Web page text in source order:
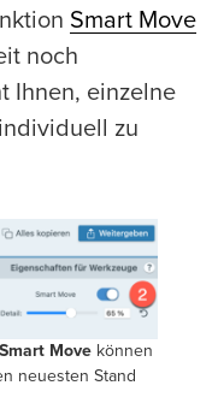
Smart Move
noch
Ihnen, einzelne
zu
Movekönnen
neuesten Stand